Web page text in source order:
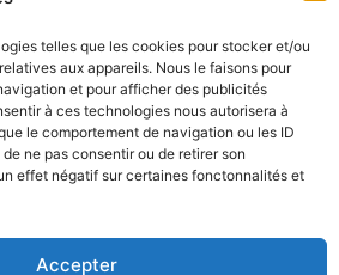
telles que les cookies pour stocker et/ou
aux appareils. Nous le faisons pour
et pour afficher des publicités
à ces technologies nous autorisera à
le comportement de navigation ou les ID
ne pas consentir ou de retirer son
effet négatif sur certaines fonctonnalités et
Accepter
que l’ESPN Player, seul moyen
Football en France
complète, cesserait d’exister à
À 3 jours de la reprise des
vous détaille les différentes